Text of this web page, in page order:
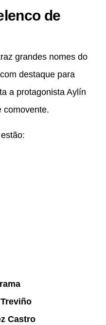
de
grandes nomes do
destaque para
a protagonista Aylín
comovente.
Castro